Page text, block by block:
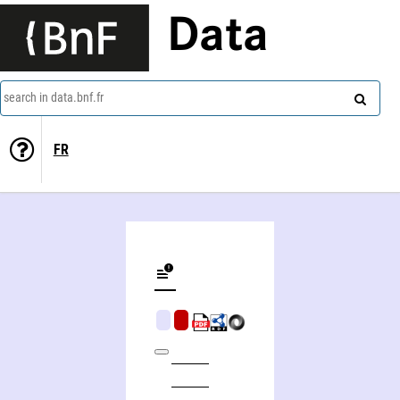
Data
search in data.bnf.fr
FR